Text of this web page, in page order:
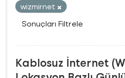
wizmirnet
Sonuçları Filtrele
Kablosuz İnternet